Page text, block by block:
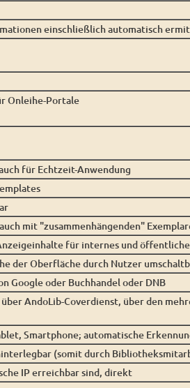
einschließlich automatisch
Onleihe-Portale
für Echtzeit-Anwendung
mit "zusammenhängenden"
für internes und
der Oberfläche durch Nutzer
Google oder Buchhandel oder DNB
AndoLib-Coverdienst, über den
Smartphone; automatische
(somit durch
IP erreichbar sind, direkt